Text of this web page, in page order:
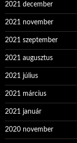
2021 december
2021 november
2021 szeptember
2021 augusztus
2021 július
2021 március
2021 január
2020 november